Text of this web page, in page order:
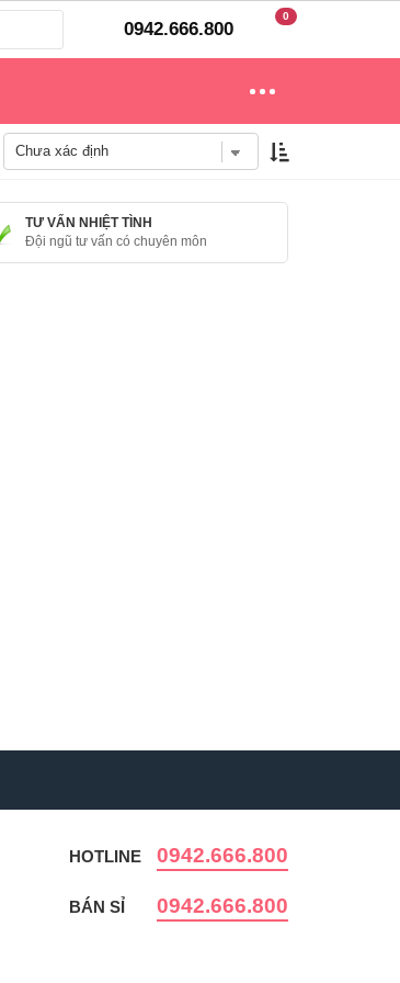
0942.666.800
0
TƯ VẤN NHIỆT TÌNH
Đội ngũ tư vấn có chuyên môn
HOTLINE 0942.666.800
BÁN SỈ 0942.666.800